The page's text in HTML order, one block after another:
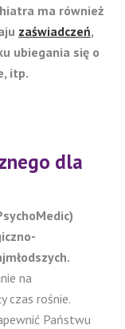
ma również
zaświadczeń,
ubiegania się o
itp.
dla
na
czas rośnie.
Państwu